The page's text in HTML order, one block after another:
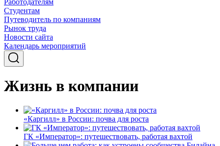
Работодателям
Студентам
Путеводитель по компаниям
Рынок труда
Новости сайта
Календарь мероприятий
Жизнь в компании
«Каргилл» в России: почва для роста
ГК «Император»: путешествовать, работая вахтой